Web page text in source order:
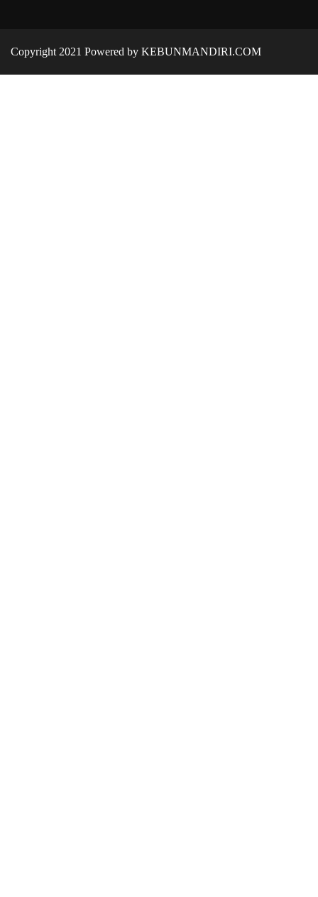
Copyright 2021 Powered by KEBUNMANDIRI.COM